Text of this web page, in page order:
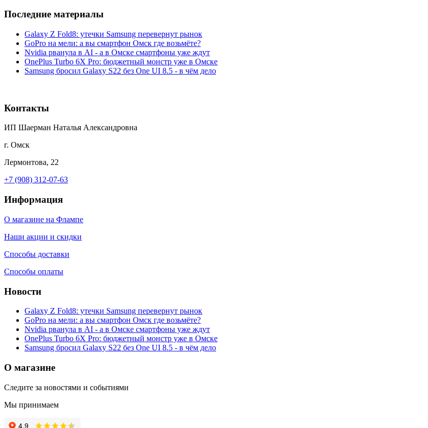
Последние материалы
Galaxy Z Fold8: утечки Samsung перевернут рынок
GoPro на мели: а вы смартфон Омск где возьмёте?
Nvidia рванула в AI - а в Омске смартфоны уже ждут
OnePlus Turbo 6X Pro: бюджетный монстр уже в Омске
Samsung бросил Galaxy S22 без One UI 8.5 - в чём дело
Контакты
ИП Шаерман Наталья Александровна
г. Омск
Лермонтова, 22
+7 (908) 312-07-63
Информация
О магазине на Флампе
Наши акции и скидки
Способы доставки
Способы оплаты
Новости
Galaxy Z Fold8: утечки Samsung перевернут рынок
GoPro на мели: а вы смартфон Омск где возьмёте?
Nvidia рванула в AI - а в Омске смартфоны уже ждут
OnePlus Turbo 6X Pro: бюджетный монстр уже в Омске
Samsung бросил Galaxy S22 без One UI 8.5 - в чём дело
О магазине
Следите за новостями и событиями
Мы принимаем